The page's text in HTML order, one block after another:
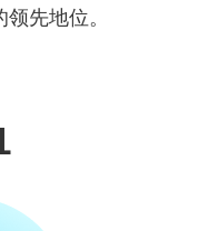
先地位。